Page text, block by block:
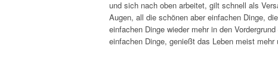
und sich nach oben arbeitet, gilt schnell als
Augen, all die schönen aber einfachen Dinge,
einfachen Dinge wieder mehr in den
einfachen Dinge, genießt das Leben meist